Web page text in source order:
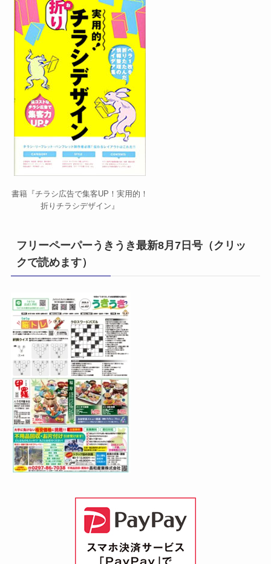
書籍『チラシ広告で集客UP！実用的！
折りチラシデザイン』
フリーペーパーうきうき最新8月7日号（クリッ
クで読めます）